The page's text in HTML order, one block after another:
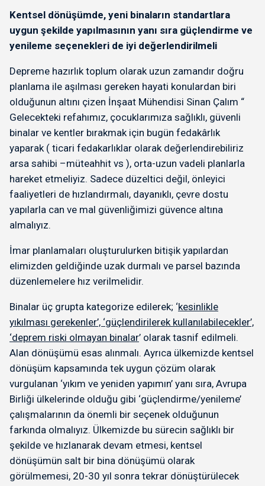
Kentsel dönüşümde, yeni binaların standartlara
uygun şekilde yapılmasının yanı sıra güçlendirme ve
yenileme seçenekleri de iyi değerlendirilmeli
Depreme hazırlık toplum olarak uzun zamandır doğru
planlama ile aşılması gereken hayati konulardan biri
olduğunun altını çizen İnşaat Mühendisi Sinan Çalım “
Gelecekteki refahımız, çocuklarımıza sağlıklı, güvenli
binalar ve kentler bırakmak için bugün fedakârlık
yaparak ( ticari fedakarlıklar olarak değerlendirebiliriz
arsa sahibi –müteahhit vs ), orta-uzun vadeli planlarla
hareket etmeliyiz. Sadece düzeltici değil, önleyici
faaliyetleri de hızlandırmalı, dayanıklı, çevre dostu
yapılarla can ve mal güvenliğimizi güvence altına
almalıyız.
İmar planlamaları oluşturulurken bitişik yapılardan
elimizden geldiğinde uzak durmalı ve parsel bazında
düzenlemelere hız verilmelidir.
Binalar üç grupta kategorize edilerek; ‘kesinlikle
yıkılması gerekenler’, ‘güçlendirilerek kullanılabilecekler’,
‘deprem riski olmayan binalar’ olarak tasnif edilmeli.
Alan dönüşümü esas alınmalı. Ayrıca ülkemizde kentsel
dönüşüm kapsamında tek uygun çözüm olarak
vurgulanan ‘yıkım ve yeniden yapımın’ yanı sıra, Avrupa
Birliği ülkelerinde olduğu gibi ‘güçlendirme/yenileme’
çalışmalarının da önemli bir seçenek olduğunun
farkında olmalıyız. Ülkemizde bu sürecin sağlıklı bir
şekilde ve hızlanarak devam etmesi, kentsel
dönüşümün salt bir bina dönüşümü olarak
görülmemesi, 20-30 yıl sonra tekrar dönüştürülecek